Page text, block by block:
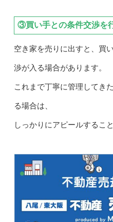
③買い手との条件交渉を
空き家を売りに出すと、買
渉が入る場合があります。
これまで丁寧に管理してき
る場合は、
しっかりにアピールするこ